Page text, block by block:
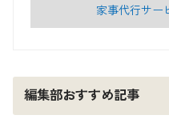
家事代行サー
編集部おすすめ記事